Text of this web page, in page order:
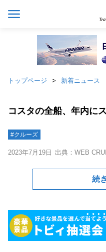
トップページ 新着ニュース
コスタの全船、年内に
#クルーズ
2023年7月19日 出典：WEB
続